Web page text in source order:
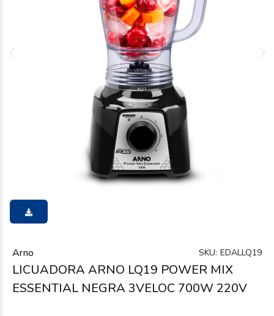
Arno SKU: EDALLQ19
LICUADORA ARNO LQ19 POWER MIX
ESSENTIAL NEGRA 3VELOC 700W 220V